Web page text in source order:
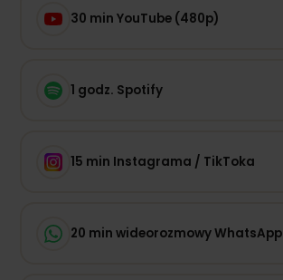
30 min YouTube (480p)
1 godz. Spotify
15 min Instagrama / TikToka
20 min wideorozmowy WhatsApp